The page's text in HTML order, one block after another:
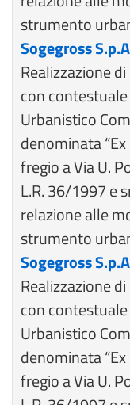
strumento
Sogegross
Realizzazione
con
Urbanistico
denominata
fregio a Via U.
L.R. 36/1997 e
relazione alle
strumento
Sogegross
Realizzazione
con
Urbanistico
denominata
fregio a Via U.